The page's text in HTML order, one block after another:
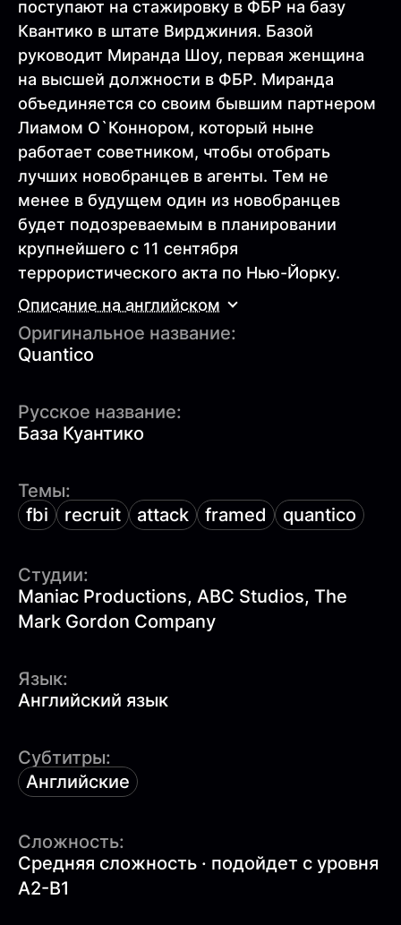
поступают на стажировку в ФБР на базу
Квантико в штате Вирджиния. Базой
руководит Миранда Шоу, первая женщина
на высшей должности в ФБР. Миранда
объединяется со своим бывшим партнером
Лиамом О`Коннором, который ныне
работает советником, чтобы отобрать
лучших новобранцев в агенты. Тем не
менее в будущем один из новобранцев
будет подозреваемым в планировании
крупнейшего с 11 сентября
террористического акта по Нью-Йорку.
Описание на английском
Оригинальное название:
Quantico
Русское название:
База Куантико
Темы:
fbi
recruit attack framed quantico
Студии:
Maniac Productions, ABC Studios, The
Mark Gordon Company
Язык:
Английский язык
Субтитры:
Английские
Сложность:
Средняя сложность · подойдет с уровня
A2-B1